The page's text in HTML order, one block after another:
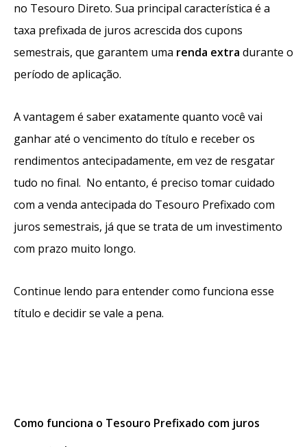
no Tesouro Direto. Sua principal característica é a
taxa prefixada de juros acrescida dos cupons
semestrais, que garantem uma renda extra durante o
período de aplicação.
A vantagem é saber exatamente quanto você vai
ganhar até o vencimento do título e receber os
rendimentos antecipadamente, em vez de resgatar
tudo no final. No entanto, é preciso tomar cuidado
com a venda antecipada do Tesouro Prefixado com
juros semestrais, já que se trata de um investimento
com prazo muito longo.
Continue lendo para entender como funciona esse
título e decidir se vale a pena.
Como funciona o Tesouro Prefixado com juros